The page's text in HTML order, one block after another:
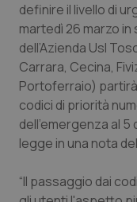
Campania
Emilia-
Friuli Venezia
Lazio
Liguria
Car-T
Colesterolo
Dermatite
Diabete &
Disturbi
definire il livello di
martedì 26 marzo
dell’Azienda Usl
Carrara, Cecina,
Portoferraio)
codici di priorità
dell'emergenza al 5
legge in una nota
“Il passaggio dai